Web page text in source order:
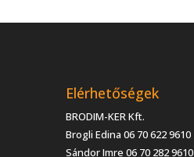
Elérhetőségek
BRODIM-KER Kft.
Brogli Edina 06 70 622 9610
Sándor Imre 06 70 282 9610